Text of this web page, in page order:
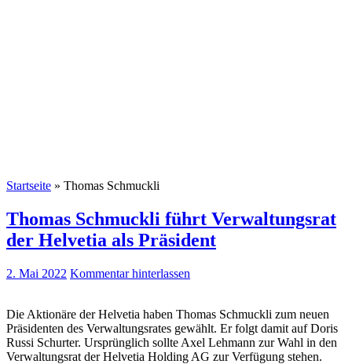
Startseite » Thomas Schmuckli
Thomas Schmuckli führt Verwaltungsrat
der Helvetia als Präsident
2. Mai 2022 Kommentar hinterlassen
Die Aktionäre der Helvetia haben Thomas Schmuckli zum neuen
Präsidenten des Verwaltungsrates gewählt. Er folgt damit auf Doris
Russi Schurter. Ursprünglich sollte Axel Lehmann zur Wahl in den
Verwaltungsrat der Helvetia Holding AG zur Verfügung stehen.